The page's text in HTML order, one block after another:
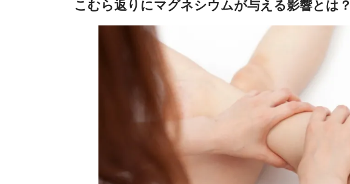
こむら返りにマグネシウムが与える影響とは？